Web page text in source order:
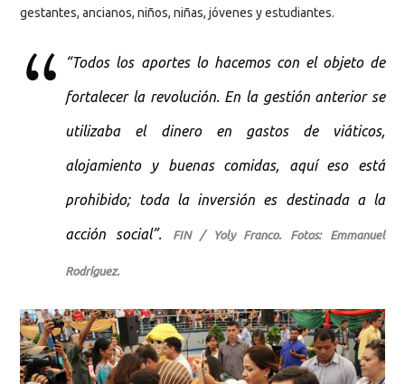
gestantes, ancianos, niños, niñas, jóvenes y estudiantes.
“Todos los aportes lo hacemos con el objeto de
fortalecer la revolución. En la gestión anterior se
utilizaba el dinero en gastos de viáticos,
alojamiento y buenas comidas, aquí eso está
prohibido; toda la inversión es destinada a la
acción social”. FIN / Yoly Franco. Fotos: Emmanuel
Rodríguez.